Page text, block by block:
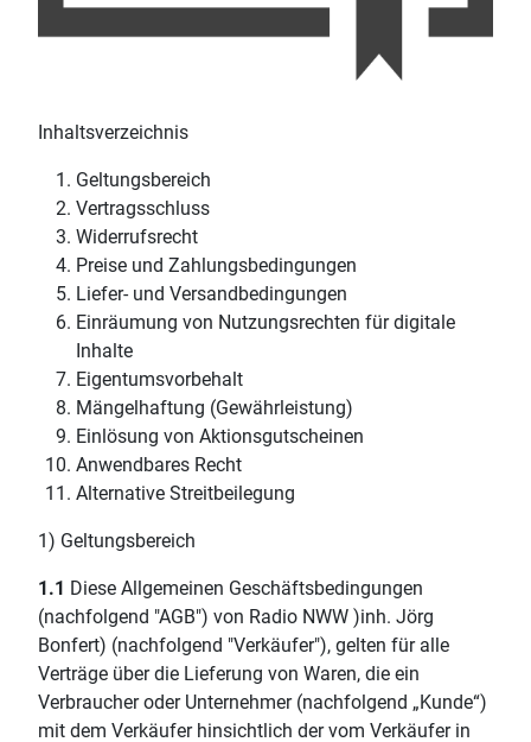
Inhaltsverzeichnis
Geltungsbereich
Vertragsschluss
Widerrufsrecht
Preise und Zahlungsbedingungen
Liefer- und Versandbedingungen
Einräumung von Nutzungsrechten für digitale
Inhalte
Eigentumsvorbehalt
Mängelhaftung (Gewährleistung)
Einlösung von Aktionsgutscheinen
Anwendbares Recht
Alternative Streitbeilegung
1) Geltungsbereich
1.1 Diese Allgemeinen Geschäftsbedingungen
(nachfolgend "AGB") von Radio NWW )inh. Jörg
Bonfert) (nachfolgend "Verkäufer"), gelten für alle
Verträge über die Lieferung von Waren, die ein
Verbraucher oder Unternehmer (nachfolgend „Kunde“)
mit dem Verkäufer hinsichtlich der vom Verkäufer in